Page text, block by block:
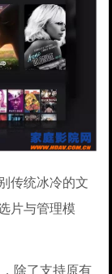
传统冰冷的文
片与管理模
除了支持原有